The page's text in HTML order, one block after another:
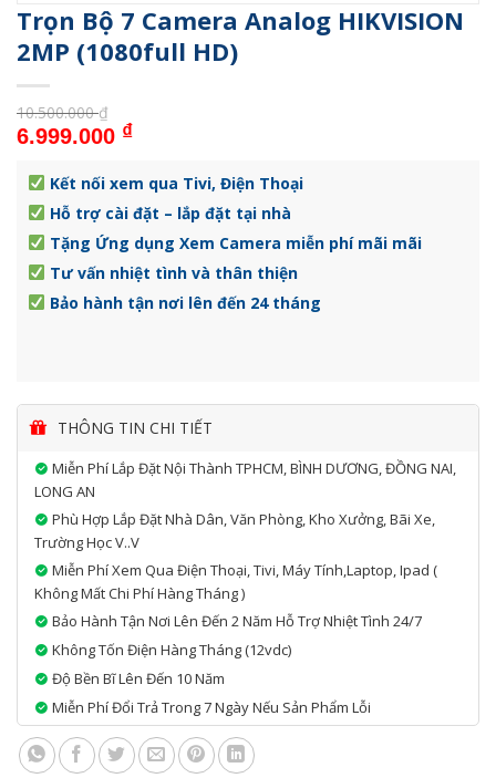
Trọn Bộ 7 Camera Analog HIKVISION
2MP (1080full HD)
10.500.000₫
Giá gốc là: 10.500.000 ₫.
6.999.000 ₫Giá hiện tại là: 6.999.000 ₫.
Kết nối xem qua Tivi, Điện Thoại
Hỗ trợ cài đặt – lắp đặt tại nhà
Tặng Ứng dụng Xem Camera miễn phí mãi mãi
Tư vấn nhiệt tình và thân thiện
Bảo hành tận nơi lên đến 24 tháng
THÔNG TIN CHI TIẾT
Miễn Phí Lắp Đặt Nội Thành TPHCM, BÌNH DƯƠNG, ĐỒNG NAI,
LONG AN
Phù Hợp Lắp Đặt Nhà Dân, Văn Phòng, Kho Xưởng, Bãi Xe,
Trường Học V..v
Miễn Phí Xem Qua Điện Thoại, Tivi, Máy Tính,laptop, Ipad (
Không Mất Chi Phí Hàng Tháng )
Bảo Hành Tận Nơi Lên Đến 2 Năm Hỗ Trợ Nhiệt Tình 24/7
Không Tốn Điện Hàng Tháng (12vdc)
Độ Bền Bĩ Lên Đến 10 Năm
Miễn Phí Đổi Trả Trong 7 Ngày Nếu Sản Phẩm Lỗi